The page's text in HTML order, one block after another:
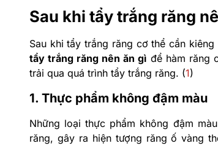
Sau khi tẩy trắng răng
Sau khi tẩy trắng răng cơ thể cần
tẩy trắng răng nên ăn gì để hàm răng
trải qua quá trình tẩy trắng răng. (1)
1. Thực phẩm không đậm màu
Những loại thực phẩm không đậm
răng, gây ra hiện tượng răng ố vàng